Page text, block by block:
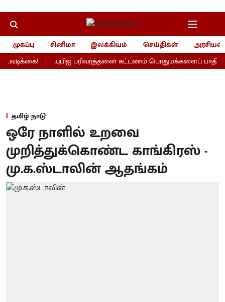
முகப்பு சினிமா இலக்கியம் செய்திகள்
அரசியல்
யுபிஐ பரிவர்த்தனை கட்டணம் பொதுமக்களைப்
தமிழ் நாடு
ஒரே நாளில் உறவை
முறித்துக்கொண்ட காங்கிரஸ் -
மு.க.ஸ்டாலின் ஆதங்கம்